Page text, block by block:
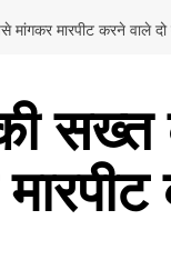
मारपीट करने वाले दो
सख्त